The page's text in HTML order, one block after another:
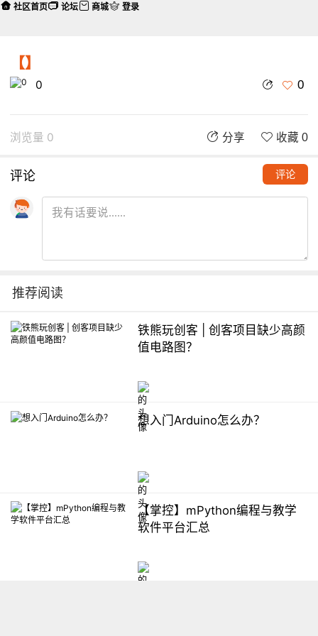
【】
0 0
浏览量 0 分享 收藏 0
评论 评论
推荐阅读
铁熊玩创客 | 创客项目缺少高颜
值电路图？
想入门Arduino怎么办？
【掌控】mPython编程与教学
软件平台汇总
社区首页 论坛 商城 登录